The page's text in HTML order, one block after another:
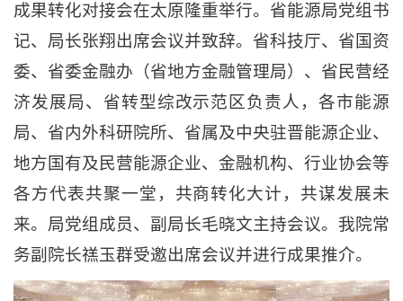
成果转化对接会在太原隆重举行。省能源局党组书
记、局长张翔出席会议并致辞。省科技厅、省国资
委、省委金融办（省地方金融管理局）、省民营经
济发展局、省转型综改示范区负责人，各市能源
局、省内外科研院所、省属及中央驻晋能源企业、
地方国有及民营能源企业、金融机构、行业协会等
各方代表共聚一堂，共商转化大计，共谋发展未
来。局党组成员、副局长毛晓文主持会议。我院常
务副院长禚玉群受邀出席会议并进行成果推介。